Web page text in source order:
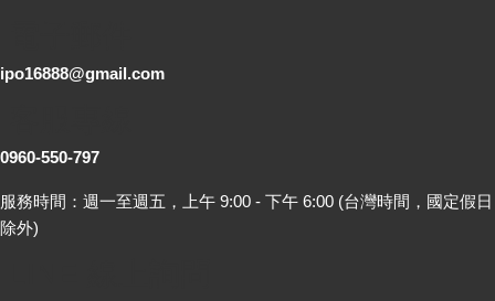
ipo16888@gmail.com
0960-550-797
服務時間：週一至週五，上午 9:00 - 下午 6:00 (台灣時間，國定假日
除外)